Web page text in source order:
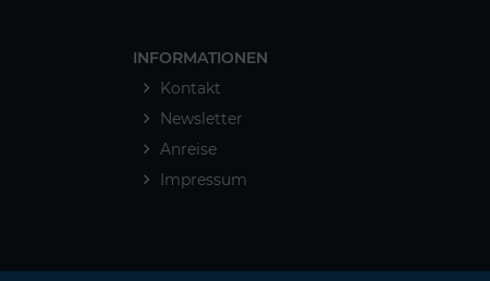
INFORMATIONEN
Kontakt
Newsletter
Anreise
Impressum